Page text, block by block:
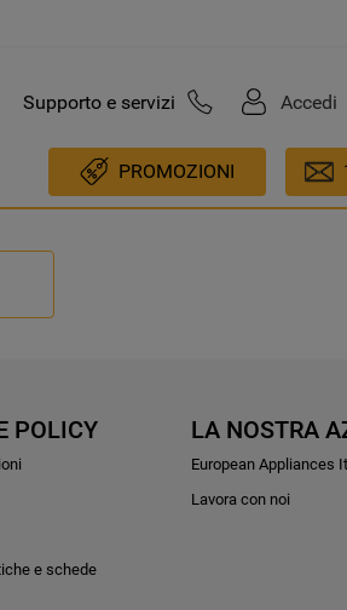
Supporto e servizi Accedi
PROMOZIONI
POLICY
e schede
LA NOSTRA
European Appliances
Lavora con noi